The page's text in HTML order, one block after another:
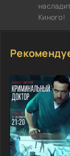
Киного!